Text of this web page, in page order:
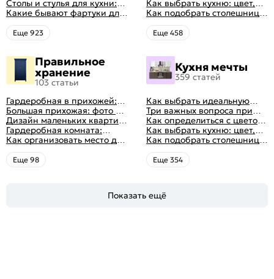
посуда, комфорт
кухни: светлые, темные,
яркие
Столы и стулья для кухни:
советы по выбору
Какие бывают фартуки для
кухни: как правильно
выбрать
Eще 923
посуда, комфорт
кухни: светлые, темные,
яркие
Как выбрать кухню: цвет,
планировка, аксессуары
Как подобрать столешницу
для кухни по цвету
Eще 458
Правильное
хранение
103 статьи
Гардеробная в прихожей:
виды, фото в интерьере,
идеи дизайна
Большая прихожая: фото с
функциональным
распределением дизайна
Дизайн маленьких квартир:
10 идей для дизайна
интерьера с фото
Гардеробная комната:
дизайн, планировка, советы
по обустройству,
распространенные ошибки
Как организовать место для
хранения на балконе
Eще 98
Кухня мечты
359 статей
Как выбрать идеальную
планировку для кухни
Три важных вопроса при
выборе кухни: готовка,
посуда, комфорт
Как определиться с цветом
кухни: светлые, темные,
яркие
Как выбрать кухню: цвет,
планировка, аксессуары
Как подобрать столешницу
для кухни по цвету
Eще 354
Показать ещё